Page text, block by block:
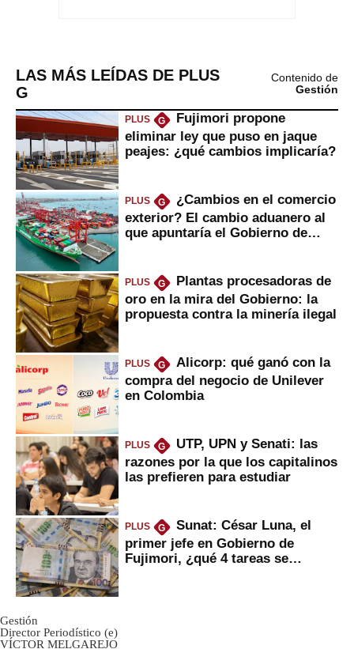
LAS MÁS LEÍDAS DE PLUS
G
Contenido de
Gestión
PLUS G
Fujimori propone
eliminar ley que puso en jaque
peajes: ¿qué cambios implicaría?
PLUS G
¿Cambios en el comercio
exterior? El cambio aduanero al
que apuntaría el Gobierno de
PLUS G
Plantas procesadoras de
oro en la mira del Gobierno: la
propuesta contra la minería ilegal
PLUS G
Alicorp: qué ganó con la
compra del negocio de Unilever
en Colombia
PLUS G
UTP, UPN y Senati: las
razones por la que los capitalinos
las prefieren para estudiar
PLUS G
Sunat: César Luna, el
primer jefe en Gobierno de
Fujimori, ¿qué 4 tareas se
Gestión
Director Periodístico (e)
VÍCTOR MELGAREJO